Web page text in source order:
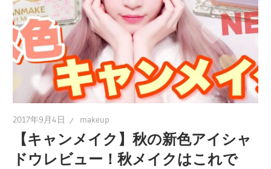
2017年9月4日 makeup
【キャンメイク】秋の新色アイシャ
ドウレビュー！秋メイクはこれで